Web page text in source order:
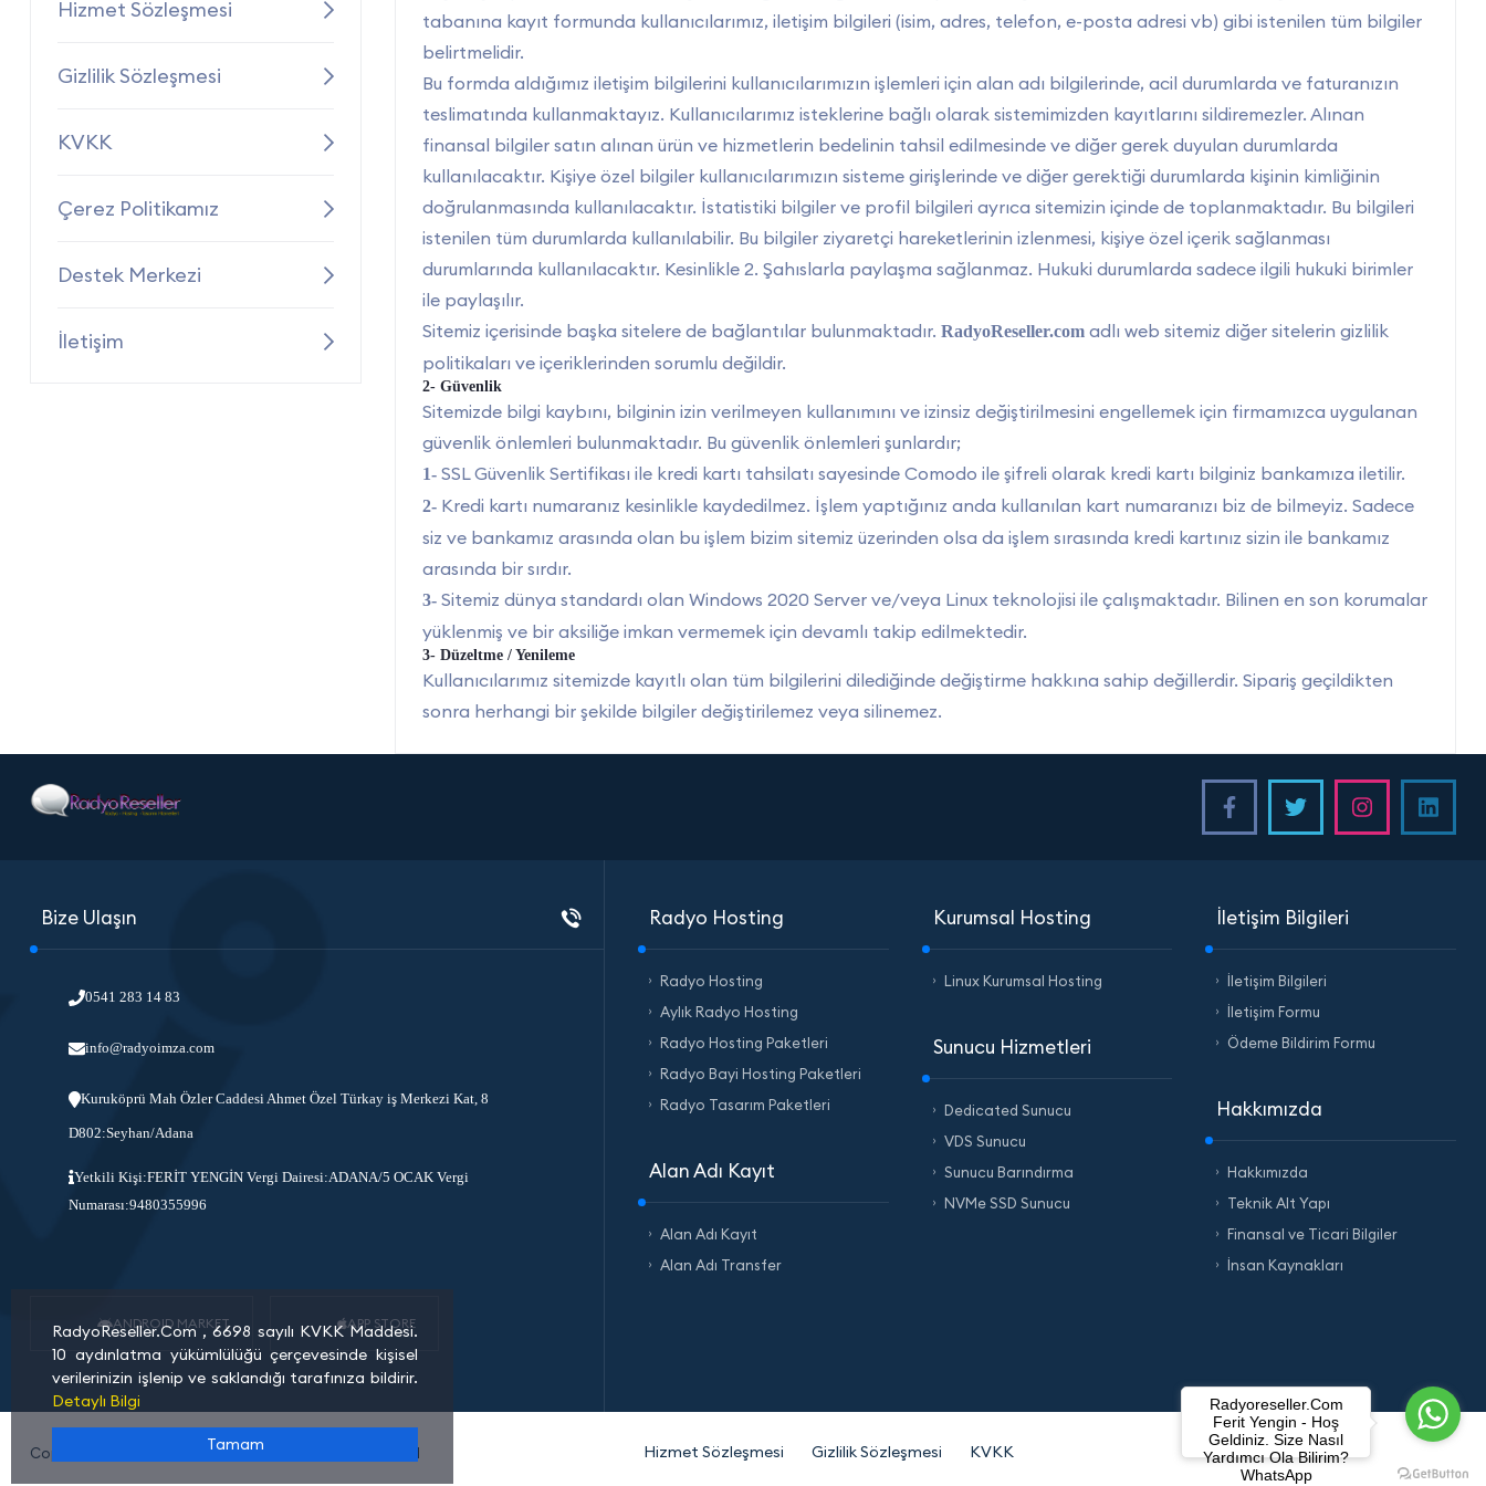
Hizmet Sözleşmesi
Gizlilik Sözleşmesi
KVKK
Çerez Politikamız
Destek Merkezi
İletişim
tabanına kayıt formunda kullanıcılarımız, iletişim bilgileri (isim, adres, telefon, e-posta adresi vb) gibi istenilen tüm bilgiler
belirtmelidir.
Bu formda aldığımız iletişim bilgilerini kullanıcılarımızın işlemleri için alan adı bilgilerinde, acil durumlarda ve faturanızın
teslimatında kullanmaktayız. Kullanıcılarımız isteklerine bağlı olarak sistemimizden kayıtlarını sildiremezler. Alınan
finansal bilgiler satın alınan ürün ve hizmetlerin bedelinin tahsil edilmesinde ve diğer gerek duyulan durumlarda
kullanılacaktır. Kişiye özel bilgiler kullanıcılarımızın sisteme girişlerinde ve diğer gerektiği durumlarda kişinin kimliğinin
doğrulanmasında kullanılacaktır. İstatistiki bilgiler ve profil bilgileri ayrıca sitemizin içinde de toplanmaktadır. Bu bilgileri
istenilen tüm durumlarda kullanılabilir. Bu bilgiler ziyaretçi hareketlerinin izlenmesi, kişiye özel içerik sağlanması
durumlarında kullanılacaktır. Kesinlikle 2. Şahıslarla paylaşma sağlanmaz. Hukuki durumlarda sadece ilgili hukuki birimler
ile paylaşılır.
Sitemiz içerisinde başka sitelere de bağlantılar bulunmaktadır. RadyoReseller.com adlı web sitemiz diğer sitelerin gizlilik
politikaları ve içeriklerinden sorumlu değildir.
2- Güvenlik
Sitemizde bilgi kaybını, bilginin izin verilmeyen kullanımını ve izinsiz değiştirilmesini engellemek için firmamızca uygulanan
güvenlik önlemleri bulunmaktadır. Bu güvenlik önlemleri şunlardır;
1- SSL Güvenlik Sertifikası ile kredi kartı tahsilatı sayesinde Comodo ile şifreli olarak kredi kartı bilginiz bankamıza iletilir.
2- Kredi kartı numaranız kesinlikle kaydedilmez. İşlem yaptığınız anda kullanılan kart numaranızı biz de bilmeyiz. Sadece
siz ve bankamız arasında olan bu işlem bizim sitemiz üzerinden olsa da işlem sırasında kredi kartınız sizin ile bankamız
arasında bir sırdır.
3- Sitemiz dünya standardı olan Windows 2020 Server ve/veya Linux teknolojisi ile çalışmaktadır. Bilinen en son korumalar
yüklenmiş ve bir aksiliğe imkan vermemek için devamlı takip edilmektedir.
3- Düzeltme / Yenileme
Kullanıcılarımız sitemizde kayıtlı olan tüm bilgilerini dilediğinde değiştirme hakkına sahip değillerdir. Sipariş geçildikten
sonra herhangi bir şekilde bilgiler değiştirilemez veya silinemez.
Bize Ulaşın
0541 283 14 83
info@radyoimza.com
Kuruköprü Mah Özler Caddesi Ahmet Özel Türkay iş Merkezi Kat, 8
D802:Seyhan/Adana
Yetkili Kişi:FERİT YENGİN Vergi Dairesi:ADANA/5 OCAK Vergi
Numarası:9480355996
ANDROID MARKET APP STORE
Radyo Hosting
Radyo Hosting
Aylık Radyo Hosting
Radyo Hosting Paketleri
Radyo Bayi Hosting Paketleri
Radyo Tasarım Paketleri
Alan Adı Kayıt
Alan Adı Kayıt
Alan Adı Transfer
Kurumsal Hosting
Linux Kurumsal Hosting
Sunucu Hizmetleri
Dedicated Sunucu
VDS Sunucu
Sunucu Barındırma
NVMe SSD Sunucu
İletişim Bilgileri
İletişim Bilgileri
İletişim Formu
Ödeme Bildirim Formu
Hakkımızda
Hakkımızda
Teknik Alt Yapı
Finansal ve Ticari Bilgiler
İnsan Kaynakları
Copyright © 2026 RadyoReseller BILISIM TEKNOLOJILERI Hizmet Sözleşmesi Gizlilik Sözleşmesi KVKK
RadyoReseller.Com , 6698 sayılı KVKK Maddesi.
10 aydınlatma yükümlülüğü çerçevesinde kişisel
verilerinizin işlenip ve saklandığı tarafınıza bildirir.
Detaylı Bilgi
Tamam
Radyoreseller.Com
Ferit Yengin - Hoş
Geldiniz. Size Nasıl
Yardımcı Ola Bilirim?
WhatsApp